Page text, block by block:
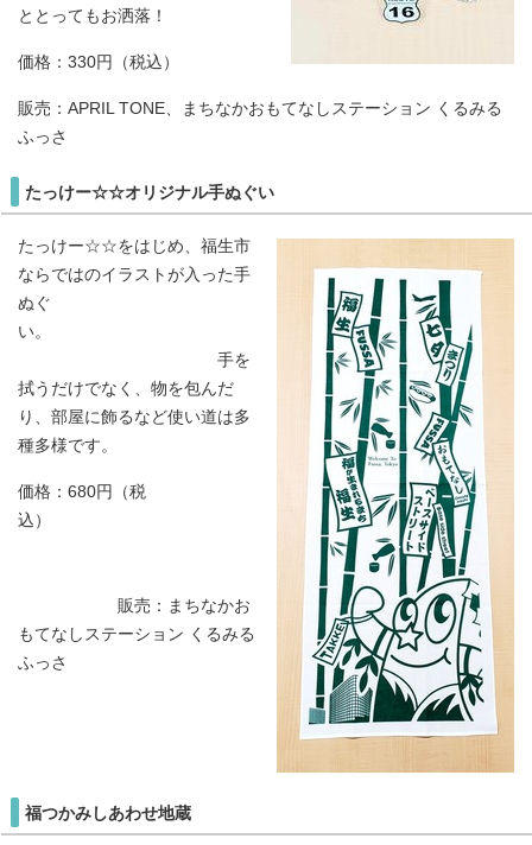
ととってもお洒落！
価格：330円（税込）
販売：APRIL TONE、まちなかおもてなしステーション くるみる
ふっさ
たっけー☆☆オリジナル手ぬぐい
たっけー☆☆をはじめ、福生市
ならではのイラストが入った手
ぬぐ
い。
手を
拭うだけでなく、物を包んだ
り、部屋に飾るなど使い道は多
種多様です。
価格：680円（税
込）
販売：まちなかお
もてなしステーション くるみる
ふっさ
福つかみしあわせ地蔵